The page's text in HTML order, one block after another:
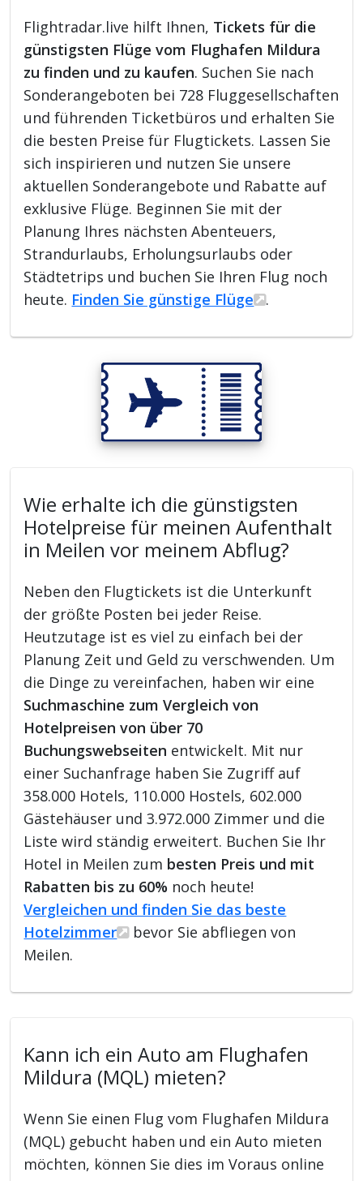
Flightradar.live hilft Ihnen, Tickets für die
günstigsten Flüge vom Flughafen Mildura
zu finden und zu kaufen. Suchen Sie nach
Sonderangeboten bei 728 Fluggesellschaften
und führenden Ticketbüros und erhalten Sie
die besten Preise für Flugtickets. Lassen Sie
sich inspirieren und nutzen Sie unsere
aktuellen Sonderangebote und Rabatte auf
exklusive Flüge. Beginnen Sie mit der
Planung Ihres nächsten Abenteuers,
Strandurlaubs, Erholungsurlaubs oder
Städtetrips und buchen Sie Ihren Flug noch
heute. Finden Sie günstige Flüge .
Wie erhalte ich die günstigsten
Hotelpreise für meinen Aufenthalt
in Meilen vor meinem Abflug?
Neben den Flugtickets ist die Unterkunft
der größte Posten bei jeder Reise.
Heutzutage ist es viel zu einfach bei der
Planung Zeit und Geld zu verschwenden. Um
die Dinge zu vereinfachen, haben wir eine
Suchmaschine zum Vergleich von
Hotelpreisen von über 70
Buchungswebseiten entwickelt. Mit nur
einer Suchanfrage haben Sie Zugriff auf
358.000 Hotels, 110.000 Hostels, 602.000
Gästehäuser und 3.972.000 Zimmer und die
Liste wird ständig erweitert. Buchen Sie Ihr
Hotel in Meilen zum besten Preis und mit
Rabatten bis zu 60% noch heute!
Vergleichen und finden Sie das beste
Hotelzimmer
bevor Sie abfliegen von
Meilen.
Kann ich ein Auto am Flughafen
Mildura (MQL) mieten?
Wenn Sie einen Flug vom Flughafen Mildura
(MQL) gebucht haben und ein Auto mieten
möchten, können Sie dies im Voraus online